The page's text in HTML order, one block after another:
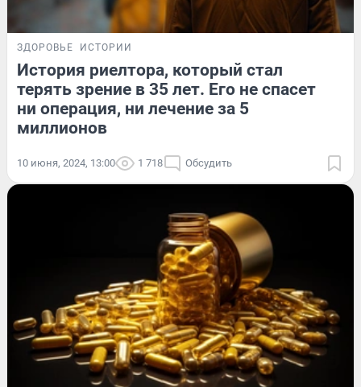
ЗДОРОВЬЕ ИСТОРИИ
История риелтора, который стал
терять зрение в 35 лет. Его не спасет
ни операция, ни лечение за 5
миллионов
10 июня, 2024, 13:00 1 718 Обсудить